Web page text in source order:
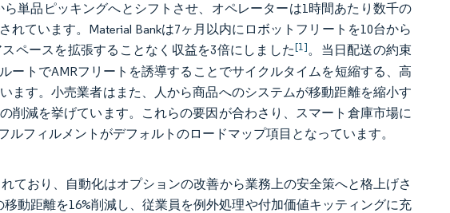
単品ピッキングへとシフトさせ、オペレーターは1時間あたり数千の
ています。Material Bankは7ヶ月以内にロボットフリートを10台から
ペースを拡張することなく収益を3倍にしました[1]。当日配送の約束
ートでAMRフリートを誘導することでサイクルタイムを短縮する、高
ます。小売業者はまた、人から商品へのシステムが移動距離を縮小す
削減を挙げています。これらの要因が合わさり、スマート倉庫市場に
フィルメントがデフォルトのロードマップ項目となっています。
ており、自動化はオプションの改善から業務上の安全策へと格上げさ
動距離を16%削減し、従業員を例外処理や付加価値キッティングに充